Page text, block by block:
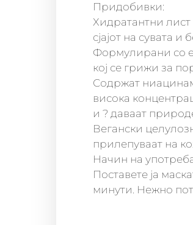
Придобивки:
Хидратантни лист
сјајот на сувата
Формулирани со
кој се грижи за
Содржат
висока
и ? даваат
Вегански
прилепуваат на
Начин на
Поставете ја
минути. Нежно